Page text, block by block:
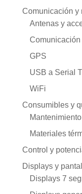
Comunicación y
Antenas y
Comunicación
GPS
USB a Serial
WiFi
Consumibles y
Materiales
Control y
Displays y
Displays 7